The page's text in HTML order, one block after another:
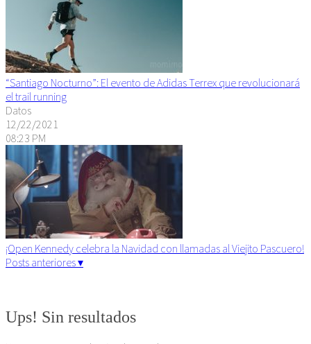
“Santiago Nocturno”: El evento de Adidas Terrex que revolucionará
el trail running
Datos
12/22/2021
08:23 PM
¡Open Kennedy celebra la Navidad con llamadas al Viejito Pascuero!
Posts anteriores ▾
Ups! Sin resultados